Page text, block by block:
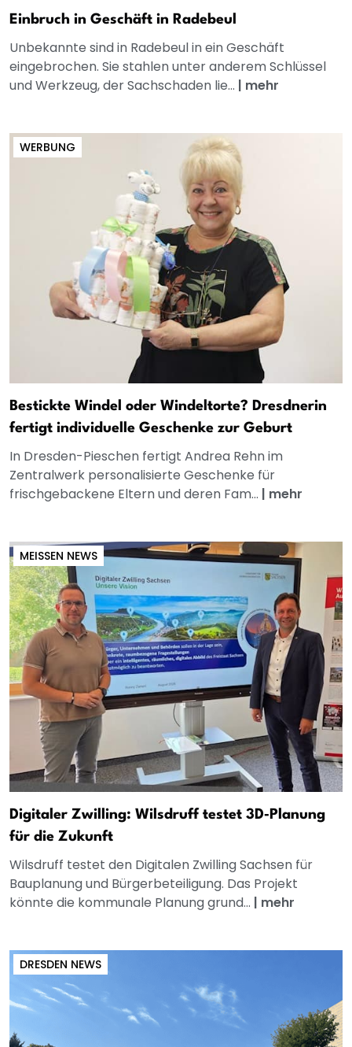
Einbruch in Geschäft in Radebeul
Unbekannte sind in Radebeul in ein Geschäft
eingebrochen. Sie stahlen unter anderem Schlüssel
und Werkzeug, der Sachschaden lie... | mehr
WERBUNG
Bestickte Windel oder Windeltorte? Dresdnerin
fertigt individuelle Geschenke zur Geburt
In Dresden-Pieschen fertigt Andrea Rehn im
Zentralwerk personalisierte Geschenke für
frischgebackene Eltern und deren Fam... | mehr
MEISSEN NEWS
Digitaler Zwilling: Wilsdruff testet 3D‑Planung
für die Zukunft
Wilsdruff testet den Digitalen Zwilling Sachsen für
Bauplanung und Bürgerbeteiligung. Das Projekt
könnte die kommunale Planung grund... | mehr
DRESDEN NEWS